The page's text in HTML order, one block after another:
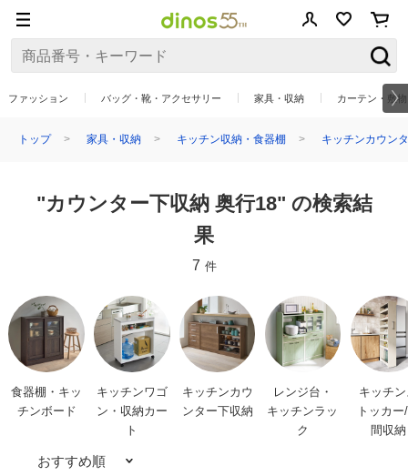
ファッション バッグ・靴・アクセサリー 家具・収納 カーテン・敷
トップ 家具・収納 キッチン収納・食器棚 キッチンカウン
"カウンター下収納 奥行18" の検索結
果
7 件
食器棚・キッ
チンボード
キッチンワゴ
ン・収納カー
ト
キッチンカウ
ンター下収納
レンジ台・
キッチンラッ
ク
キッチ
トッカー
間収納
おすすめ順